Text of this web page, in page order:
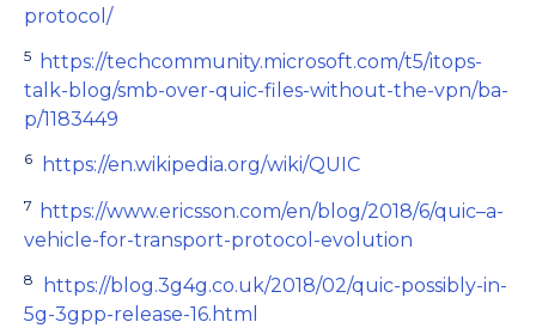
protocol/
5
https://techcommunity.microsoft.com/t5/itops-
talk-blog/smb-over-quic-files-without-the-vpn/ba-
p/1183449
6 https://en.wikipedia.org/wiki/QUIC
7
https://www.ericsson.com/en/blog/2018/6/quic–a-
vehicle-for-transport-protocol-evolution
8
https://blog.3g4g.co.uk/2018/02/quic-possibly-in-
5g-3gpp-release-16.html